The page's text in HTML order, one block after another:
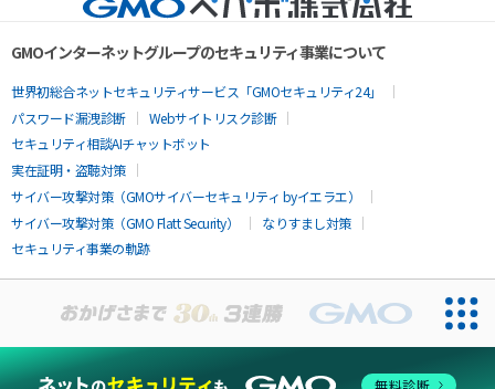
GMOインターネットグループのセキュリティ事業について
世界初総合ネットセキュリティサービス「GMOセキュリティ24」
パスワード漏洩診断
Webサイトリスク診断
セキュリティ相談AIチャットボット
実在証明・盗聴対策
サイバー攻撃対策（GMOサイバーセキュリティ byイエラエ）
サイバー攻撃対策（GMO Flatt Security）
なりすまし対策
セキュリティ事業の軌跡